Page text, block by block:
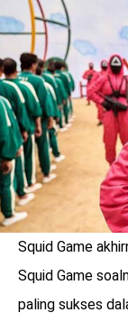
Squid Game
Squid Game
paling sukses